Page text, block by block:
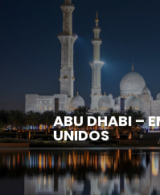
ABU DHABI –
UNIDOS